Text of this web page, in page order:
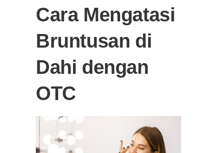
Cara Mengatasi
Bruntusan di
Dahi dengan
OTC